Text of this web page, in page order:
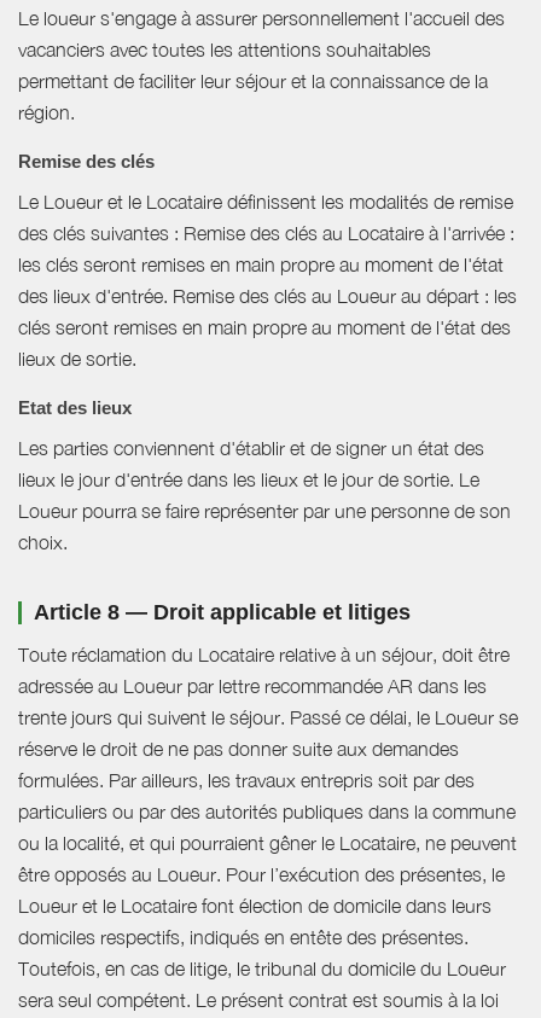
Le loueur s'engage à assurer personnellement l'accueil des
vacanciers avec toutes les attentions souhaitables
permettant de faciliter leur séjour et la connaissance de la
région.
Remise des clés
Le Loueur et le Locataire définissent les modalités de remise
des clés suivantes : Remise des clés au Locataire à l'arrivée :
les clés seront remises en main propre au moment de l'état
des lieux d'entrée. Remise des clés au Loueur au départ : les
clés seront remises en main propre au moment de l'état des
lieux de sortie.
Etat des lieux
Les parties conviennent d'établir et de signer un état des
lieux le jour d'entrée dans les lieux et le jour de sortie. Le
Loueur pourra se faire représenter par une personne de son
choix.
Article 8 — Droit applicable et litiges
Toute réclamation du Locataire relative à un séjour, doit être
adressée au Loueur par lettre recommandée AR dans les
trente jours qui suivent le séjour. Passé ce délai, le Loueur se
réserve le droit de ne pas donner suite aux demandes
formulées. Par ailleurs, les travaux entrepris soit par des
particuliers ou par des autorités publiques dans la commune
ou la localité, et qui pourraient gêner le Locataire, ne peuvent
être opposés au Loueur. Pour l’exécution des présentes, le
Loueur et le Locataire font élection de domicile dans leurs
domiciles respectifs, indiqués en entête des présentes.
Toutefois, en cas de litige, le tribunal du domicile du Loueur
sera seul compétent. Le présent contrat est soumis à la loi